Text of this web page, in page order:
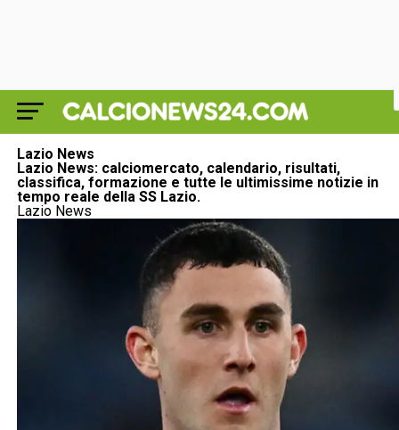
Lazio News
Lazio News: calciomercato, calendario, risultati,
classifica, formazione e tutte le ultimissime notizie in
tempo reale della SS Lazio.
Lazio News